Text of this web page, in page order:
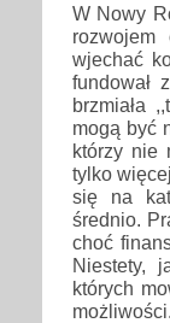
W Nowy
wjechać
fundował
brzmiała
mogą być
którzy nie
tylko
się na
średnio.
choć
Niestety,
których
możliwości.